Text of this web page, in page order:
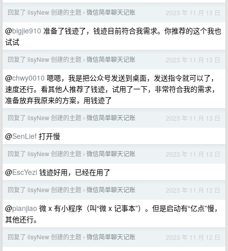
回复了 lisyNew 创建的主题 › 微信简单聊天记账 2023 年 11 月 13 日
@bigjie910 准备了钱迹了，钱迹目前符合我需求。你推荐的这个我也
试试
回复了 lisyNew 创建的主题 › 微信简单聊天记账 2023 年 11 月 13 日
@chwy0010 嗯嗯，我是把公众号发送到桌面，发送指令就可以了，
速度还行。看其他人推荐了钱迹，试用了一下，非常符合我的需求，
准备放弃我原来的方案，用钱迹了
回复了 lisyNew 创建的主题 › 微信简单聊天记账 2023 年 11 月 13 日
@SenLief 打开慢
回复了 lisyNew 创建的主题 › 微信简单聊天记账 2023 年 11 月 13 日
@EscYezi 钱迹好用，已经在用了
回复了 lisyNew 创建的主题 › 微信简单聊天记账 2023 年 11 月 12 日
@pianjiao 微 x 有小程序（叫“微 x 记事本”）。但是启动有“亿点”慢，
其他还行。
回复了 lisyNew 创建的主题 › 微信简单聊天记账 2023 年 11 月 12 日